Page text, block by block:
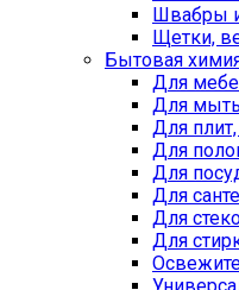
Швабры
Щетки,
Бытовая
Для
Для
Для
Для
Для
Для
Для
Для